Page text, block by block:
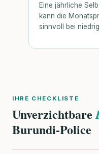
Eine jährliche
kann die
sinnvoll bei
IHRE CHECKLISTE
Unverzichtbare
Burundi-Police